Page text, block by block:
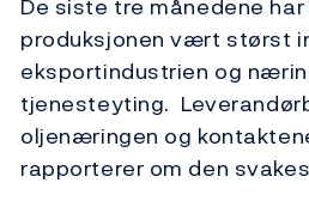
De siste tre månedene
produksjonen vært størst
eksportindustrien og
tjenesteyting.
oljenæringen og
rapporterer om den